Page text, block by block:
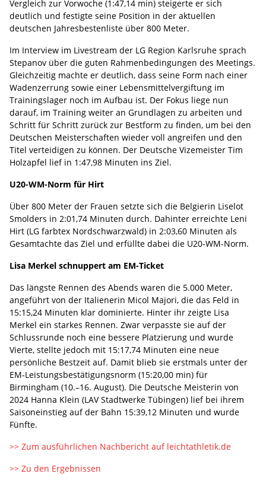
Vergleich zur Vorwoche (1:47,14 min) steigerte er sich
deutlich und festigte seine Position in der aktuellen
deutschen Jahresbestenliste über 800 Meter.
Im Interview im Livestream der LG Region Karlsruhe sprach
Stepanov über die guten Rahmenbedingungen des Meetings.
Gleichzeitig machte er deutlich, dass seine Form nach einer
Wadenzerrung sowie einer Lebensmittelvergiftung im
Trainingslager noch im Aufbau ist. Der Fokus liege nun
darauf, im Training weiter an Grundlagen zu arbeiten und
Schritt für Schritt zurück zur Bestform zu finden, um bei den
Deutschen Meisterschaften wieder voll angreifen und den
Titel verteidigen zu können. Der Deutsche Vizemeister Tim
Holzapfel lief in 1:47,98 Minuten ins Ziel.
U20-WM-Norm für Hirt
Über 800 Meter der Frauen setzte sich die Belgierin Liselot
Smolders in 2:01,74 Minuten durch. Dahinter erreichte Leni
Hirt (LG farbtex Nordschwarzwald) in 2:03,60 Minuten als
Gesamtachte das Ziel und erfüllte dabei die U20-WM-Norm.
Lisa Merkel schnuppert am EM-Ticket
Das längste Rennen des Abends waren die 5.000 Meter,
angeführt von der Italienerin Micol Majori, die das Feld in
15:15,24 Minuten klar dominierte. Hinter ihr zeigte Lisa
Merkel ein starkes Rennen. Zwar verpasste sie auf der
Schlussrunde noch eine bessere Platzierung und wurde
Vierte, stellte jedoch mit 15:17,74 Minuten eine neue
persönliche Bestzeit auf. Damit blieb sie erstmals unter der
EM-Leistungsbestätigungsnorm (15:20,00 min) für
Birmingham (10.–16. August). Die Deutsche Meisterin von
2024 Hanna Klein (LAV Stadtwerke Tübingen) lief bei ihrem
Saisoneinstieg auf der Bahn 15:39,12 Minuten und wurde
Fünfte.
>> Zum ausführlichen Nachbericht auf leichtathletik.de
>> Zu den Ergebnissen